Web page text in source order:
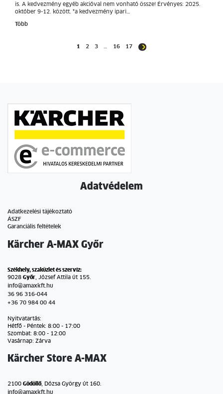
is. A kedvezmény egyéb akcióval nem vonható össze! Érvényes: 2025.
október 9-12. között. *a kedvezmény ipari…
Több
1 2 3 16 17
Adatvédelem
Adatkezelési tájékoztató
ÁSZF
Garanciális feltételek
Kärcher A-MAX Győr
Székhely, szaküzlet és szervíz:
9028 Győr , József Attila út 155.
info@amaxkft.hu
36 96 316-044
+36 70 984 00 44
Nyitvatartás:
Hétfő - Péntek: 8:00 - 17:00
Szombat: 8:00 - 12:00
Vasárnap: Zárva
Kärcher Store A-MAX
2100 Gödöllő, Dózsa György út 160.
info@amaxkft.hu